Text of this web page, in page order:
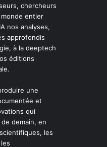
chercheurs
entier
nos analyses,
approfondis
à la deeptech
éditions
une
et
qui
demain, en
les